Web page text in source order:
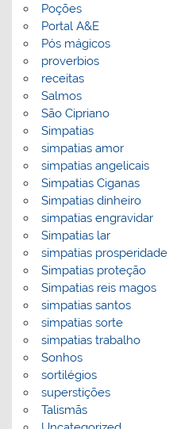
Poções
Portal A&E
Pós mágicos
proverbios
receitas
Salmos
São Cipriano
Simpatias
simpatias amor
simpatias angelicais
Simpatias Ciganas
Simpatias dinheiro
simpatias engravidar
Simpatias lar
simpatias prosperidade
Simpatias proteção
Simpatias reis magos
simpatias santos
simpatias sorte
simpatias trabalho
Sonhos
sortilégios
superstições
Talismãs